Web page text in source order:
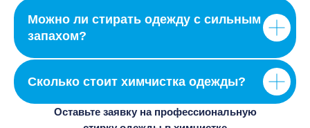
Можно ли стирать одежду с сильным
запахом?
Сколько стоит химчистка одежды?
Оставьте заявку на профессиональную